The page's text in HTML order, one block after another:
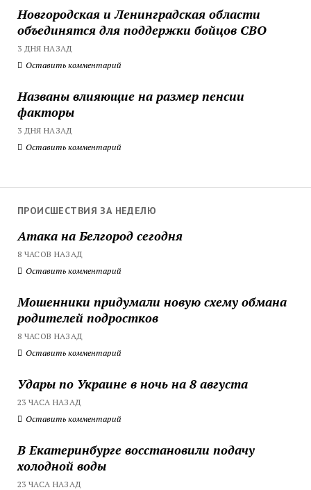
Новгородская и Ленинградская области
объединятся для поддержки бойцов СВО
3 ДНЯ НАЗАД
Оставить комментарий
Названы влияющие на размер пенсии
факторы
3 ДНЯ НАЗАД
Оставить комментарий
ПРОИСШЕСТВИЯ ЗА НЕДЕЛЮ
Атака на Белгород сегодня
8 ЧАСОВ НАЗАД
Оставить комментарий
Мошенники придумали новую схему обмана
родителей подростков
8 ЧАСОВ НАЗАД
Оставить комментарий
Удары по Украине в ночь на 8 августа
23 ЧАСА НАЗАД
Оставить комментарий
В Екатеринбурге восстановили подачу
холодной воды
23 ЧАСА НАЗАД